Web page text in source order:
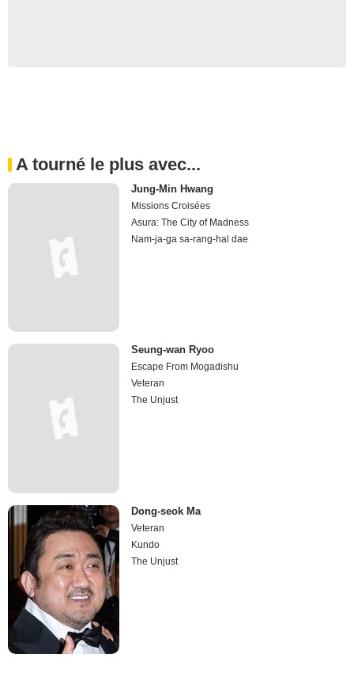
A tourné le plus avec...
Jung-Min Hwang
Missions Croisées
Asura: The City of Madness
Nam-ja-ga sa-rang-hal dae
Seung-wan Ryoo
Escape From Mogadishu
Veteran
The Unjust
Dong-seok Ma
Veteran
Kundo
The Unjust